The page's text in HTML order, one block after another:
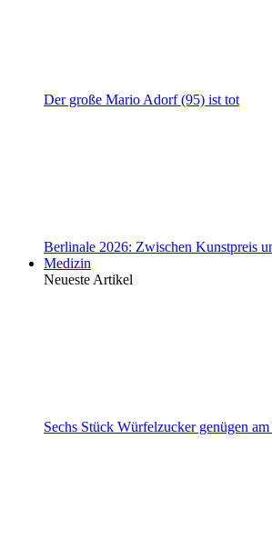
Der große Mario Adorf (95) ist tot
Berlinale 2026: Zwischen Kunstpreis
Medizin
Neueste Artikel
Sechs Stück Würfelzucker genügen